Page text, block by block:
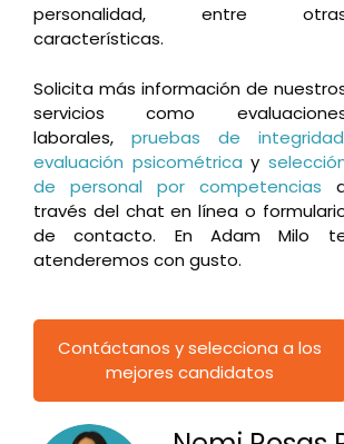
personalidad, entre
características.
Solicita más información de
servicios como
laborales, pruebas de integridad
evaluación psicométrica y
de personal por competencias
través del chat en línea o
de contacto. En Adam Milo
atenderemos con gusto.
Contáctanos y selecciona a los
mejores candidatos